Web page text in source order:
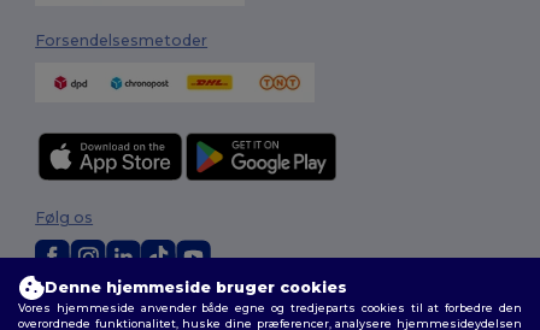
Forsendelsesmetoder
2026. Alle rettigheder forbeholdes
Følg os
Denne hjemmeside bruger cookies
Vores hjemmeside anvender både egne og tredjeparts cookies til at forbedre den
overordnede funktionalitet, huske dine præferencer, analysere hjemmesideydelsen